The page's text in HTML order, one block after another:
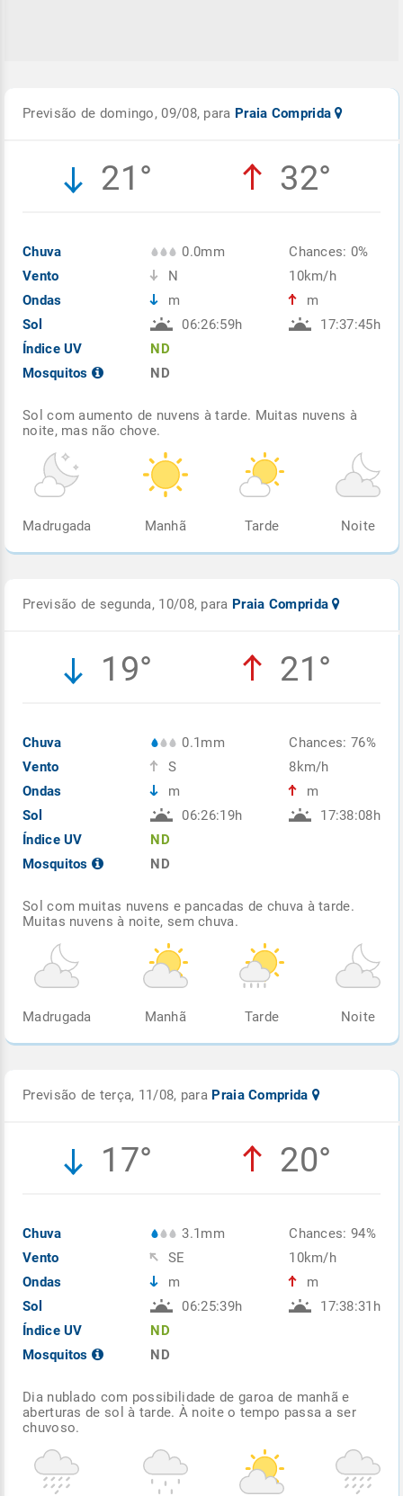
Previsão de domingo, 09/08, para Praia Comprida
21° 32°
Chuva
Vento
Ondas
Sol
Índice UV
Mosquitos
0.0mm
N
m
06:26:59h
ND
ND
Chances: 0%
10km/h
m
17:37:45h
Sol com aumento de nuvens à tarde. Muitas nuvens à
noite, mas não chove.
Madrugada Manhã Tarde Noite
Previsão de segunda, 10/08, para Praia Comprida
19° 21°
Chuva
Vento
Ondas
Sol
Índice UV
Mosquitos
0.1mm
S
m
06:26:19h
ND
ND
Chances: 76%
8km/h
m
17:38:08h
Sol com muitas nuvens e pancadas de chuva à tarde.
Muitas nuvens à noite, sem chuva.
Madrugada Manhã Tarde Noite
Previsão de terça, 11/08, para Praia Comprida
17° 20°
Chuva
Vento
Ondas
Sol
Índice UV
Mosquitos
3.1mm
SE
m
06:25:39h
ND
ND
Chances: 94%
10km/h
m
17:38:31h
Dia nublado com possibilidade de garoa de manhã e
aberturas de sol à tarde. À noite o tempo passa a ser
chuvoso.